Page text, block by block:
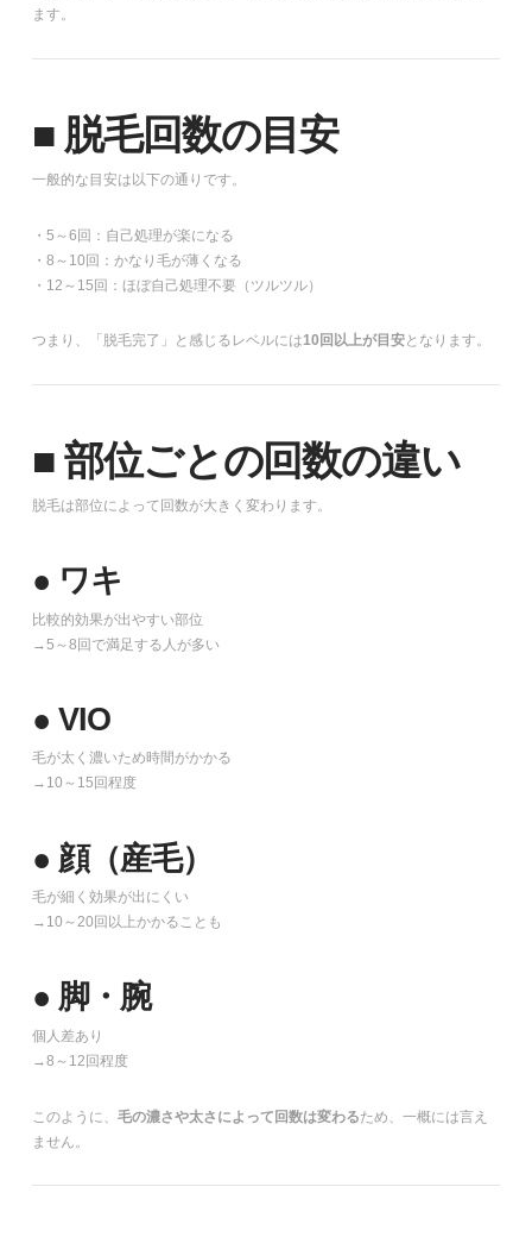
ます。
■ 脱毛回数の目安
一般的な目安は以下の通りです。
・5～6回：自己処理が楽になる
・8～10回：かなり毛が薄くなる
・12～15回：ほぼ自己処理不要（ツルツル）
つまり、「脱毛完了」と感じるレベルには10回以上が目安となります。
■ 部位ごとの回数の違い
脱毛は部位によって回数が大きく変わります。
● ワキ
比較的効果が出やすい部位
→5～8回で満足する人が多い
● VIO
毛が太く濃いため時間がかかる
→10～15回程度
● 顔（産毛）
毛が細く効果が出にくい
→10～20回以上かかることも
● 脚・腕
個人差あり
→8～12回程度
このように、 毛の濃さや太さによって回数は変わるため、一概には言え
ません。